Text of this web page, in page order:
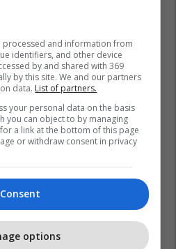
processed and information from
identifiers, and other device
by and shared with 369
by this site. We and our partners
data. List of partners.
your personal data on the basis
you can object to by managing
a link at the bottom of this page
or withdraw consent in privacy
Consent
options